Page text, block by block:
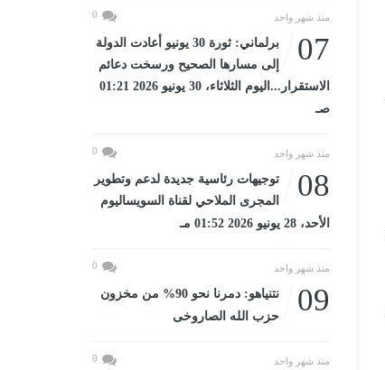
منذ شهر واحد 0
07
برلماني: ثورة 30 يونيو أعادت الدولة
إلى مسارها الصحيح ورسخت دعائم
الاستقرار...اليوم الثلاثاء، 30 يونيو 2026 01:21
صـ
منذ شهر واحد 0
08
توجيهات رئاسية جديدة لدعم وتطوير
المجرى الملاحي لقناة السويساليوم
الأحد، 28 يونيو 2026 01:52 مـ
منذ شهر واحد 0
09
نتنياهو: دمرنا نحو 90% من مخزون
حزب الله الصاروخى
منذ شهر واحد 0